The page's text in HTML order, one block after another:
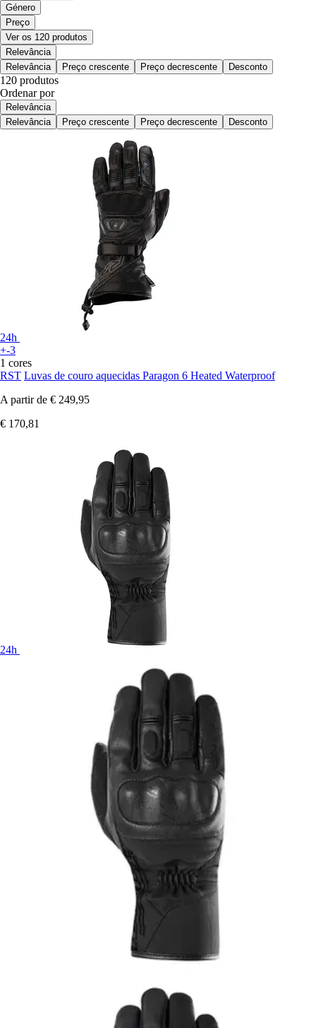
Género
Preço
Ver os 120 produtos
Relevância
Relevância
Preço crescente Preço decrescente Desconto
120 produtos
Ordenar por
Relevância
Relevância
Preço crescente Preço decrescente Desconto
24h
+-3
1 cores
RST Luvas de couro aquecidas Paragon 6 Heated Waterproof
A partir de € 249,95
€ 170,81
24h